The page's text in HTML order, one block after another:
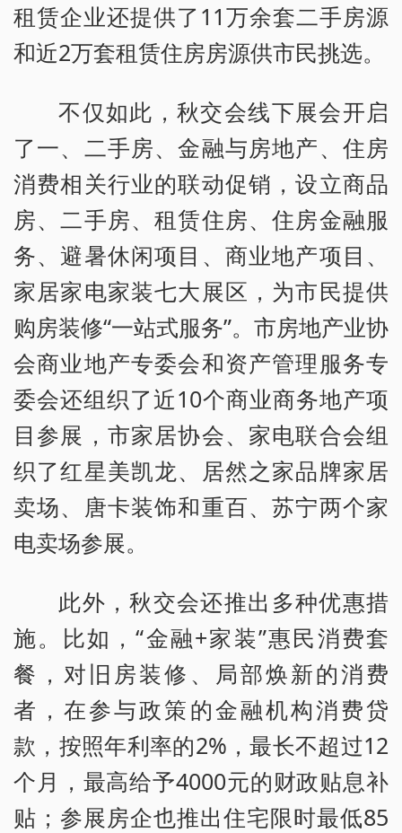
租赁企业还提供了11万余套二手房源
和近2万套租赁住房房源供市民挑选。
不仅如此，秋交会线下展会开启
了一、二手房、金融与房地产、住房
消费相关行业的联动促销，设立商品
房、二手房、租赁住房、住房金融服
务、避暑休闲项目、商业地产项目、
家居家电家装七大展区，为市民提供
购房装修“一站式服务”。市房地产业协
会商业地产专委会和资产管理服务专
委会还组织了近10个商业商务地产项
目参展，市家居协会、家电联合会组
织了红星美凯龙、居然之家品牌家居
卖场、唐卡装饰和重百、苏宁两个家
电卖场参展。
此外，秋交会还推出多种优惠措
施。比如，“金融+家装”惠民消费套
餐，对旧房装修、局部焕新的消费
者，在参与政策的金融机构消费贷
款，按照年利率的2%，最长不超过12
个月，最高给予4000元的财政贴息补
贴；参展房企也推出住宅限时最低85